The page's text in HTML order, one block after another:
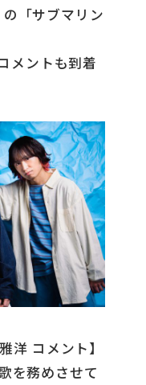
「サブマリン
メントも到着
洋 コメント】
を務めさせて